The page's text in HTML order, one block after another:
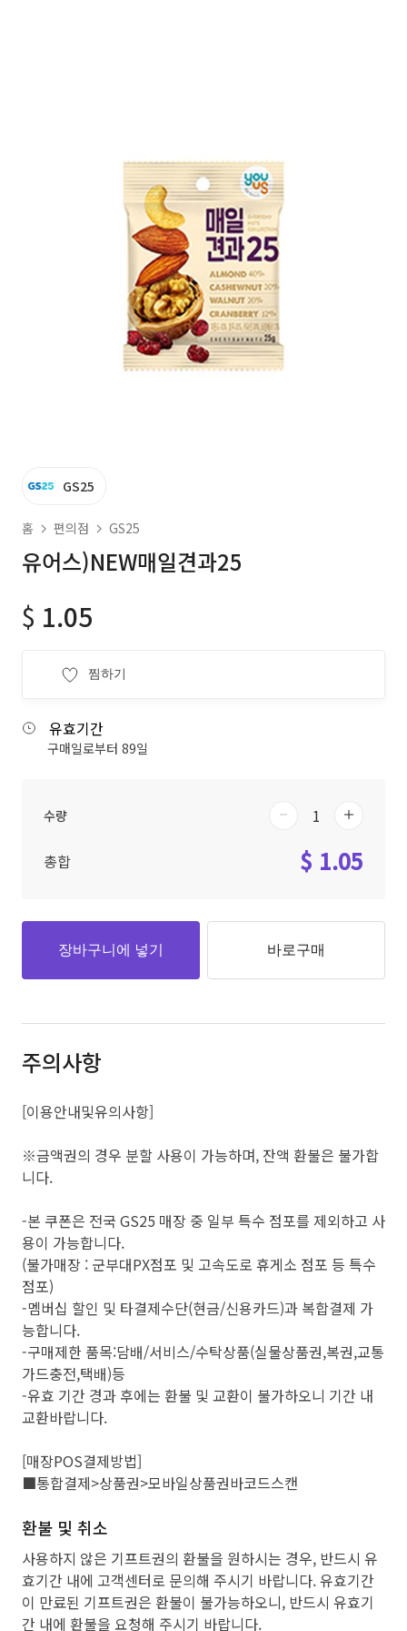
GS25
홈 편의점 GS25
유어스)NEW매일견과25
$ 1.05
찜하기
유효기간
구매일로부터 89일
수량
총합 $ 1.05
장바구니에 넣기 바로구매
주의사항
[이용안내및유의사항]
※금액권의 경우 분할 사용이 가능하며, 잔액 환불은 불가합
니다.
-본 쿠폰은 전국 GS25 매장 중 일부 특수 점포를 제외하고 사
용이 가능합니다.
(불가매장 : 군부대PX점포 및 고속도로 휴게소 점포 등 특수
점포)
-멤버십 할인 및 타결제수단(현금/신용카드)과 복합결제 가
능합니다.
-구매제한 품목:담배/서비스/수탁상품(실물상품권,복권,교통
가드충전,택배)등
-유효 기간 경과 후에는 환불 및 교환이 불가하오니 기간 내
교환바랍니다.
[매장POS결제방법]
■통합결제>상품권>모바일상품권바코드스캔
환불 및 취소
사용하지 않은 기프트권의 환불을 원하시는 경우, 반드시 유
효기간 내에 고객센터로 문의해 주시기 바랍니다. 유효기간
이 만료된 기프트권은 환불이 불가능하오니, 반드시 유효기
간 내에 환불을 요청해 주시기 바랍니다.